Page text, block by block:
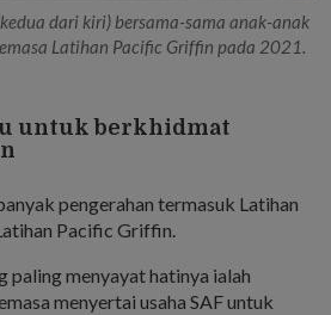
dari kiri) bersama-sama anak-anak
Latihan Pacific Griffin pada 2021.
untuk berkhidmat
pengerahan termasuk Latihan
Pacific Griffin.
paling menyayat hatinya ialah
menyertai usaha SAF untuk